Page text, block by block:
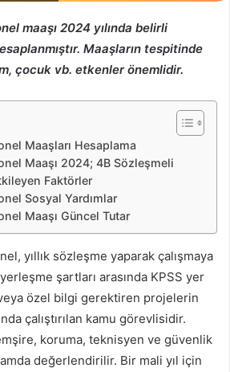
maaşı 2024 yılında belirli
Maaşların tespitinde
çocuk vb. etkenler önemlidir.
Maaşları Hesaplama
Maaşı 2024; 4B Sözleşmeli
Faktörler
Sosyal Yardımlar
Maaşı Güncel Tutar
yıllık sözleşme yaparak çalışmaya
şartları arasında KPSS yer
veya özel bilgi gerektiren projelerin
çalıştırılan kamu görevlisidir.
koruma, teknisyen ve güvenlik
değerlendirilir. Bir mali yıl için